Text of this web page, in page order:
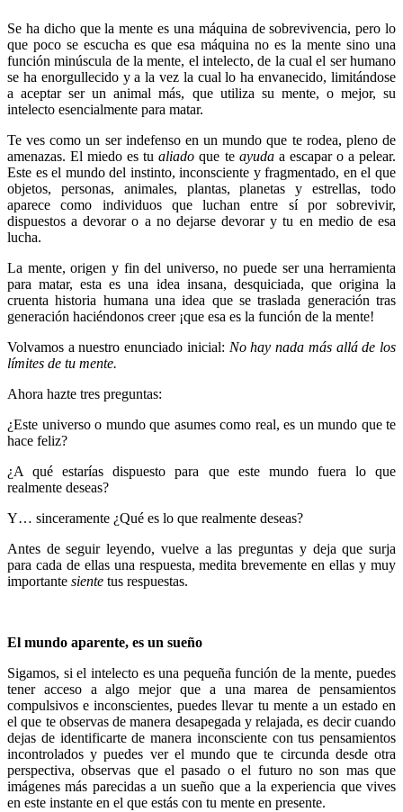
Se ha dicho que la mente es una máquina de sobrevivencia, pero lo
que poco se escucha es que esa máquina no es la mente sino una
función minúscula de la mente, el intelecto, de la cual el ser humano
se ha enorgullecido y a la vez la cual lo ha envanecido, limitándose
a aceptar ser un animal más, que utiliza su mente, o mejor, su
intelecto esencialmente para matar.
Te ves como un ser indefenso en un mundo que te rodea, pleno de
amenazas. El miedo es tualiado que te ayudaa escapar o a pelear.
Este es el mundo del instinto, inconsciente y fragmentado, en el que
objetos, personas, animales, plantas, planetas y estrellas, todo
aparece como individuos que luchan entre sí por sobrevivir,
dispuestos a devorar o a no dejarse devorar y tu en medio de esa
lucha.
La mente, origen y fin del universo, no puede ser una herramienta
para matar, esta es una idea insana, desquiciada, que origina la
cruenta historia humana una idea que se traslada generación tras
generación haciéndonos creer ¡que esa es la función de la mente!
Volvamos a nuestro enunciado inicial: No hay nada más allá de los
límites de tu mente.
Ahora hazte tres preguntas:
¿Este universo o mundo que asumes como real, es un mundo que te
hace feliz?
¿A qué estarías dispuesto para que este mundo fuera lo que
realmente deseas?
Y… sinceramente ¿Qué es lo que realmente deseas?
Antes de seguir leyendo, vuelve a las preguntas y deja que surja
para cada de ellas una respuesta, medita brevemente en ellas y muy
importante siente tus respuestas.
El mundo aparente, es un sueño
Sigamos, si el intelecto es una pequeña función de la mente, puedes
tener acceso a algo mejor que a una marea de pensamientos
compulsivos e inconscientes, puedes llevar tu mente a un estado en
el que te observas de manera desapegada y relajada, es decir cuando
dejas de identificarte de manera inconsciente con tus pensamientos
incontrolados y puedes ver el mundo que te circunda desde otra
perspectiva, observas que el pasado o el futuro no son mas que
imágenes más parecidas a un sueño que a la experiencia que vives
en este instante en el que estás con tu mente en presente.